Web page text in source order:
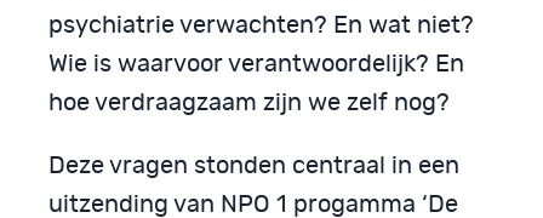
psychiatrie verwachten? En wat niet?
Wie is waarvoor verantwoordelijk? En
hoe verdraagzaam zijn we zelf nog?
Deze vragen stonden centraal in een
uitzending van NPO 1 progamma ‘De